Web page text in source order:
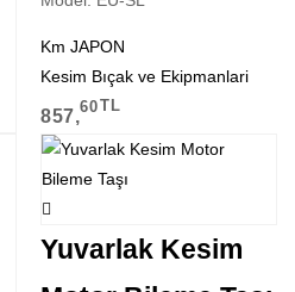
Km JAPON
Kesim Bıçak ve Ekipmanlari
857,60TL
Yuvarlak Kesim